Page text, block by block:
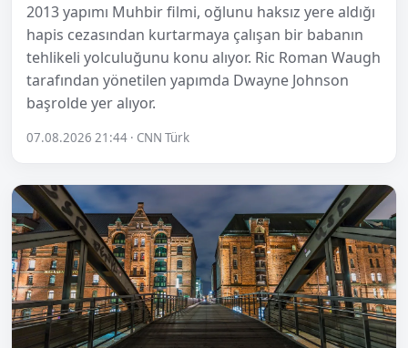
2013 yapımı Muhbir filmi, oğlunu haksız yere aldığı
hapis cezasından kurtarmaya çalışan bir babanın
tehlikeli yolculuğunu konu alıyor. Ric Roman Waugh
tarafından yönetilen yapımda Dwayne Johnson
başrolde yer alıyor.
07.08.2026 21:44 · CNN Türk